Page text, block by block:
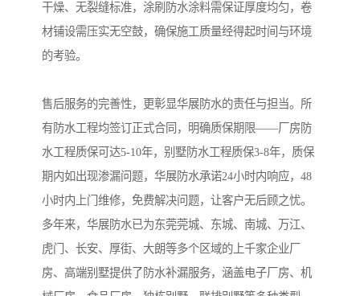
干燥、无裂缝标准，涂刷防水涂料需保证厚度均匀，卷
材铺设需压实无空鼓，确保施工质量经得起时间与环境
的考验。
售后服务的完善性，更彰显华展防水的责任与担当。所
有防水工程均签订正式合同，明确质保期限——厂房防
水工程质保可达5-10年，别墅防水工程质保3-8年，质保
期内如出现渗漏问题，华展防水承诺24小时内响应，48
小时内上门维修，免费解决问题，让客户无后顾之忧。
多年来，华展防水已为东莞莞城、东城、南城、万江、
虎门、长安、厚街、大朗等多个区域的上千家企业厂
房、高端别墅提供了防水补漏服务，涵盖电子厂房、机